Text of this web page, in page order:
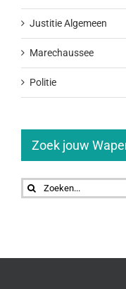
Justitie Algemeen
Marechaussee
Politie
Zoek jouw
Zoeken
naar: